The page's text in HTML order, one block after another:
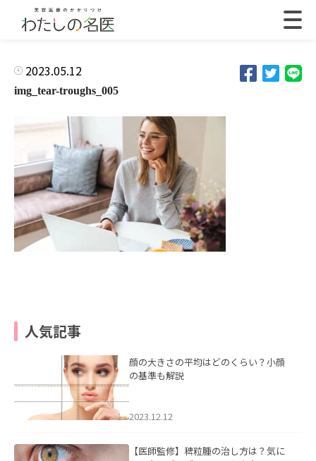
2023.05.12
img_tear-troughs_005
人気記事
顔の大きさの平均はどのくらい？小顔
の基準も解説
2023.12.12
【医師監修】稗粒腫の治し方は？気に